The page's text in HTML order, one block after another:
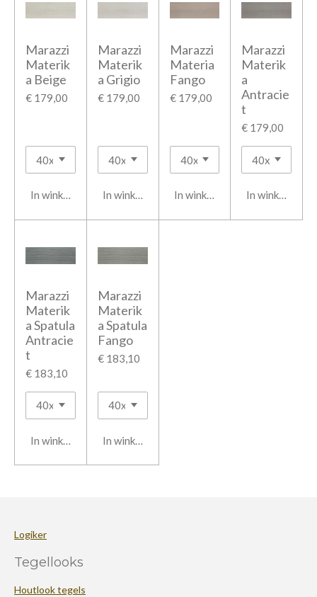
Marazzi
Materik
a Beige
€ 179,00
In winkelwagen
Marazzi
Materik
a Grigio
€ 179,00
In winkelwagen
Marazzi
Materia
Fango
€ 179,00
In winkelwagen
Marazzi
Materik
a
Antracie
t
€ 179,00
In
Marazzi
Materik
a Spatula
Antracie
t
€ 183,10
In winkelwagen
Marazzi
Materik
a Spatula
Fango
€ 183,10
In winkelwagen
Logiker
Tegellooks
Houtlook tegels